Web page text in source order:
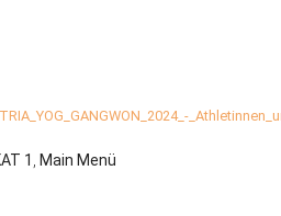
1 Main Menü